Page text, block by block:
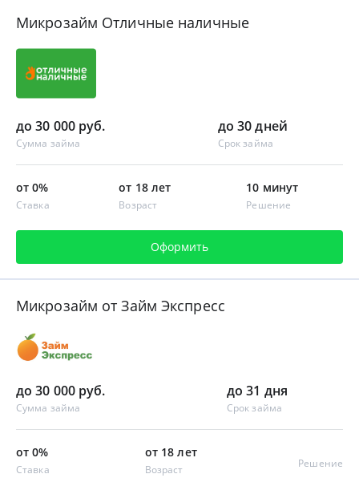
Микрозайм Отличные наличные
до 30 000 руб.
Сумма займа
до 30 дней
Срок займа
от 0%
Ставка
от 18 лет
Возраст
10 минут
Решение
Оформить
Микрозайм от Займ Экспресс
до 30 000 руб.
Сумма займа
до 31 дня
Срок займа
от 0%
Ставка
от 18 лет
Возраст Решение